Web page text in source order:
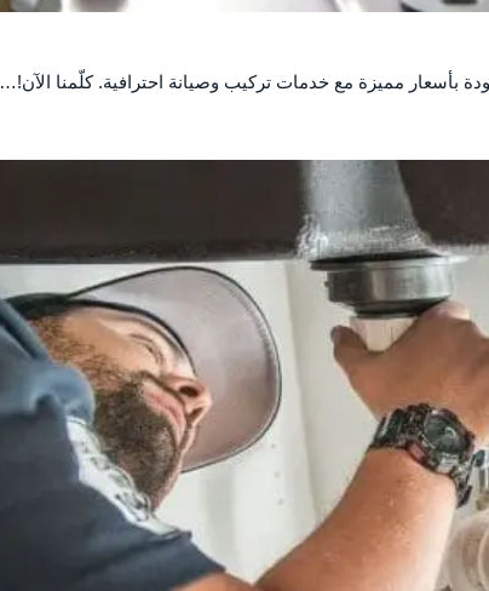
بأسعار مميزة مع خدمات تركيب وصيانة احترافية. كلّمنا الآن!…